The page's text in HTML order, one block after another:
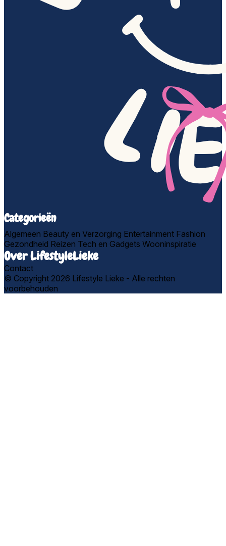
Categorieën
Algemeen Beauty en Verzorging Entertainment Fashion
Gezondheid Reizen Tech en Gadgets Wooninspiratie
Over LifestyleLieke
Contact
© Copyright 2026 Lifestyle Lieke - Alle rechten
voorbehouden